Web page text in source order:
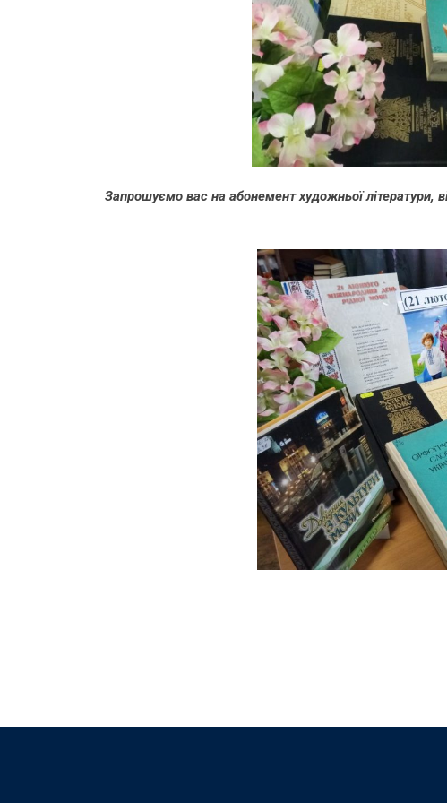
Запрошуємо вас на абонемент художньої літератури,